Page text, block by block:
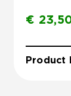
€
Product